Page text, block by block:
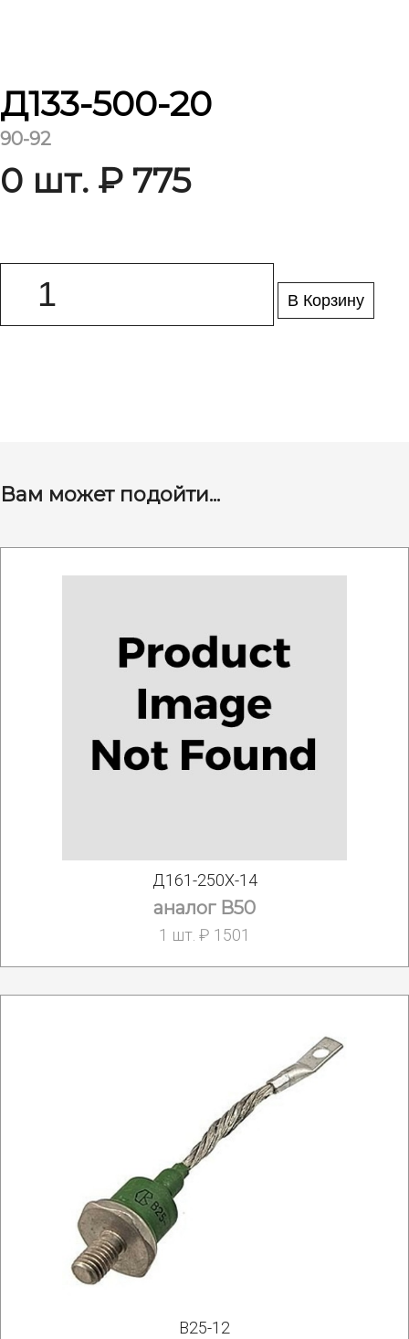
Д133-500-20
90-92
0 шт. ₽ 775
В Корзину
Вам может подойти...
Д161-250Х-14
аналог В50
1 шт. ₽ 1501
В25-12